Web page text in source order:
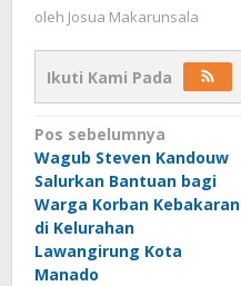
oleh Josua Makarunsala
Ikuti Kami Pada
Navigasi
pos
Pos sebelumnya
Wagub Steven Kandouw
Salurkan Bantuan bagi
Warga Korban Kebakaran
di Kelurahan
Lawangirung Kota
Manado